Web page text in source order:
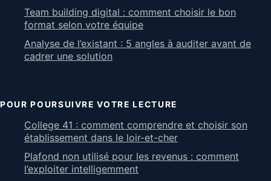
Team building digital : comment choisir le bon
format selon votre équipe
Analyse de l’existant : 5 angles à auditer avant de
cadrer une solution
POUR POURSUIVRE VOTRE LECTURE
College 41 : comment comprendre et choisir son
établissement dans le loir-et-cher
Plafond non utilisé pour les revenus : comment
l’exploiter intelligemment